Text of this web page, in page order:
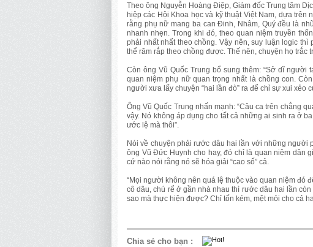
Theo ông Nguyễn Hoàng Điệp, Giám đốc Trung tâm
hiệp các Hội Khoa học và kỹ thuật Việt Nam, dựa
rằng phụ nữ mang ba can Đinh, Nhâm, Quý đều là
nhanh nhẹn. Trong khi đó, theo quan niệm truyền
phải nhất nhất theo chồng. Vậy nên, suy luận logic
thể răm rắp theo chồng được. Thế nên, chuyện họ trắc
Còn ông Vũ Quốc Trung bổ sung thêm: “Sở dĩ người
quan niệm phụ nữ quan trọng nhất là chồng con.
người xưa lấy chuyện “hai lần đò” ra để chỉ sự xui xẻo
Ông Vũ Quốc Trung nhấn mạnh: “Câu ca trên chẳng
vậy. Nó không áp dụng cho tất cả những ai sinh ra ở
ước lệ mà thôi”.
Nói về chuyện phải rước dâu hai lần với những người
ông Vũ Đức Huynh cho hay, đó chỉ là quan niệm dân
cứ nào nói rằng nó sẽ hóa giải “cao số” cả.
“Mọi người không nên quá lệ thuộc vào quan niệm đó
cô dâu, chú rể ở gần nhà nhau thì rước dâu hai lần
sao mà thực hiện được? Chỉ tốn kém, mệt mỏi cho cả
Chia sẻ cho bạn :